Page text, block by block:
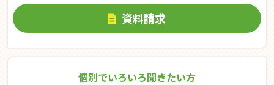
資料請求
個別でいろいろ聞きたい⽅